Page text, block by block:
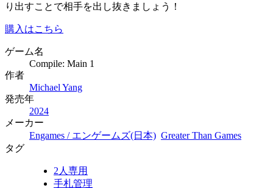
り出すことで相手を出し抜きましょう！
購入はこちら
ゲーム名
Compile: Main 1
作者
Michael Yang
発売年
2024
メーカー
Engames / エンゲームズ(日本) Greater Than Games
タグ
2人専用
手札管理